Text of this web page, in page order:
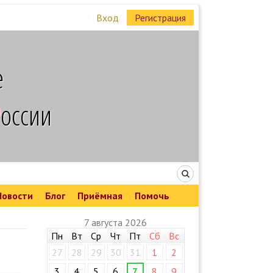
Вход Регистрация
России
Блог Приёмная
Помочь
7 августа 2026
Пн
Вт Ср Чт Пт Сб
Вс
27
28 29 30 31 1
2